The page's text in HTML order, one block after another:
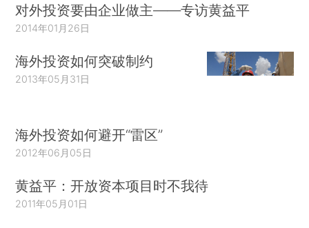
对外投资要由企业做主——专访黄益平
2014年01月26日
海外投资如何突破制约
2013年05月31日
海外投资如何避开“雷区”
2012年06月05日
黄益平：开放资本项目时不我待
2011年05月01日